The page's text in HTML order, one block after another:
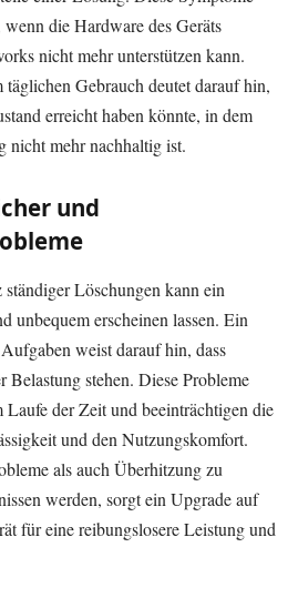
die Hardware des Geräts
nicht mehr unterstützen kann.
Gebrauch deutet darauf hin,
erreicht haben könnte, in dem
nicht mehr nachhaltig ist.
und
Löschungen kann ein
unbequem erscheinen lassen. Ein
weist darauf hin, dass
Belastung stehen. Diese Probleme
der Zeit und beeinträchtigen die
und den Nutzungskomfort.
als auch Überhitzung zu
werden, sorgt ein Upgrade auf
für eine reibungslosere Leistung und